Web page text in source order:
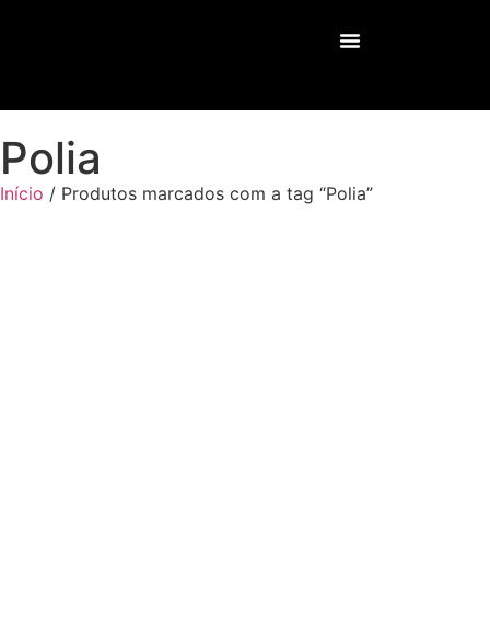
Polia
Início / Produtos marcados com a tag “Polia”